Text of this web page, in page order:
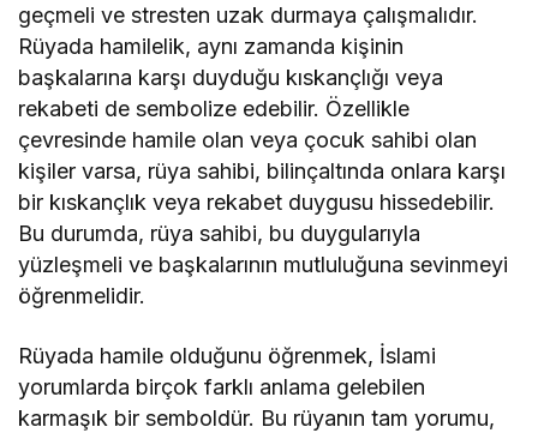
geçmeli ve stresten uzak durmaya çalışmalıdır.
Rüyada hamilelik, aynı zamanda kişinin
başkalarına karşı duyduğu kıskançlığı veya
rekabeti de sembolize edebilir. Özellikle
çevresinde hamile olan veya çocuk sahibi olan
kişiler varsa, rüya sahibi, bilinçaltında onlara karşı
bir kıskançlık veya rekabet duygusu hissedebilir.
Bu durumda, rüya sahibi, bu duygularıyla
yüzleşmeli ve başkalarının mutluluğuna sevinmeyi
öğrenmelidir.
Rüyada hamile olduğunu öğrenmek, İslami
yorumlarda birçok farklı anlama gelebilen
karmaşık bir semboldür. Bu rüyanın tam yorumu,